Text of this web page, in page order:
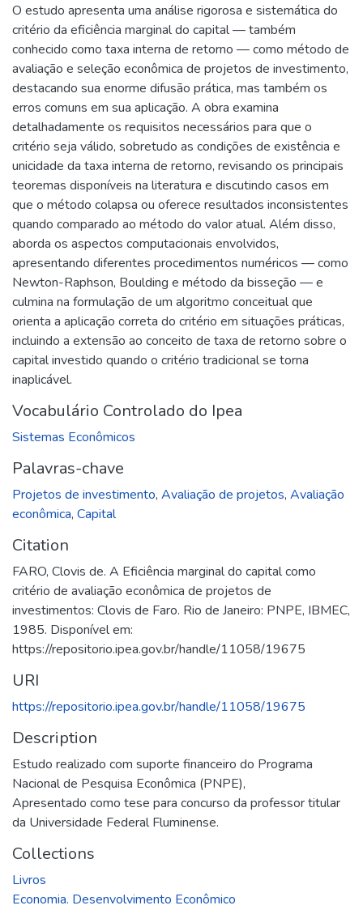
O estudo apresenta uma análise rigorosa e sistemática do
critério da eficiência marginal do capital — também
conhecido como taxa interna de retorno — como método de
avaliação e seleção econômica de projetos de investimento,
destacando sua enorme difusão prática, mas também os
erros comuns em sua aplicação. A obra examina
detalhadamente os requisitos necessários para que o
critério seja válido, sobretudo as condições de existência e
unicidade da taxa interna de retorno, revisando os principais
teoremas disponíveis na literatura e discutindo casos em
que o método colapsa ou oferece resultados inconsistentes
quando comparado ao método do valor atual. Além disso,
aborda os aspectos computacionais envolvidos,
apresentando diferentes procedimentos numéricos — como
Newton-Raphson, Boulding e método da bisseção — e
culmina na formulação de um algoritmo conceitual que
orienta a aplicação correta do critério em situações práticas,
incluindo a extensão ao conceito de taxa de retorno sobre o
capital investido quando o critério tradicional se torna
inaplicável.
Vocabulário Controlado do Ipea
Sistemas Econômicos
Palavras-chave
Projetos de investimento, Avaliação de projetos, Avaliação
econômica, Capital
Citation
FARO, Clovis de. A Eficiência marginal do capital como
critério de avaliação econômica de projetos de
investimentos: Clovis de Faro. Rio de Janeiro: PNPE, IBMEC,
1985. Disponível em:
https://repositorio.ipea.gov.br/handle/11058/19675
URI
https://repositorio.ipea.gov.br/handle/11058/19675
Description
Estudo realizado com suporte financeiro do Programa
Nacional de Pesquisa Econômica (PNPE),
Apresentado como tese para concurso da professor titular
da Universidade Federal Fluminense.
Collections
Livros
Economia. Desenvolvimento Econômico